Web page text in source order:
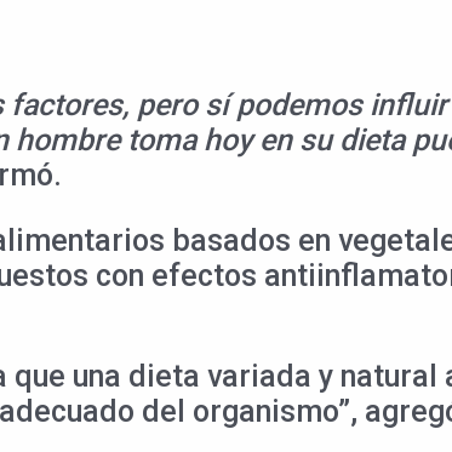
pero sí podemos
toma hoy en su dieta
basados en
con efectos
que una dieta variada y
del organismo”,